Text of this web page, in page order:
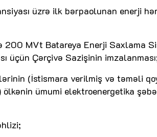
üzrə ilk bərpaolunan enerji
200 MVt Batareya Enerji Saxlama
üçün Çərçivə Sazişinin
(İstismara verilmiş və təməli
ümumi elektroenergetika